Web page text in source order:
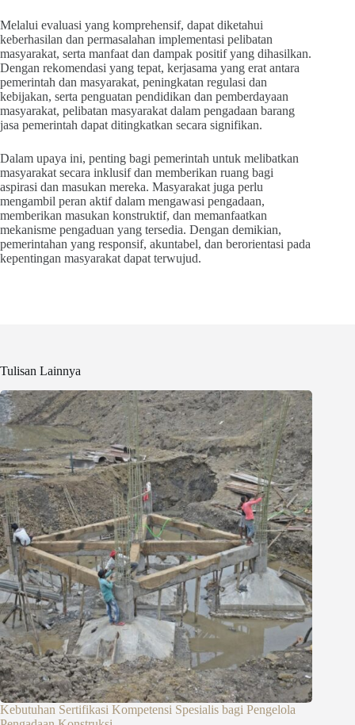
Melalui evaluasi yang komprehensif, dapat diketahui
keberhasilan dan permasalahan implementasi pelibatan
masyarakat, serta manfaat dan dampak positif yang dihasilkan.
Dengan rekomendasi yang tepat, kerjasama yang erat antara
pemerintah dan masyarakat, peningkatan regulasi dan
kebijakan, serta penguatan pendidikan dan pemberdayaan
masyarakat, pelibatan masyarakat dalam pengadaan barang
jasa pemerintah dapat ditingkatkan secara signifikan.
Dalam upaya ini, penting bagi pemerintah untuk melibatkan
masyarakat secara inklusif dan memberikan ruang bagi
aspirasi dan masukan mereka. Masyarakat juga perlu
mengambil peran aktif dalam mengawasi pengadaan,
memberikan masukan konstruktif, dan memanfaatkan
mekanisme pengaduan yang tersedia. Dengan demikian,
pemerintahan yang responsif, akuntabel, dan berorientasi pada
kepentingan masyarakat dapat terwujud.
Tulisan Lainnya
Kebutuhan Sertifikasi Kompetensi Spesialis bagi Pengelola